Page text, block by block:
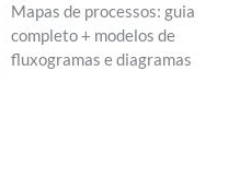
Mapas de processos: guia
completo + modelos de
fluxogramas e diagramas